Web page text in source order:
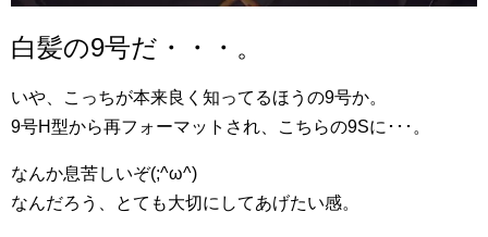
白髪の9号だ・・・。
いや、こっちが本来良く知ってるほうの9号か。
9号H型から再フォーマットされ、こちらの9Sに･･･。
なんか息苦しいぞ(;^ω^)
なんだろう、とても大切にしてあげたい感。